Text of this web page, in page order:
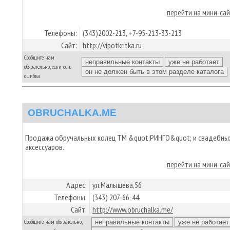
перейти на мини-
Телефоны: (343)2002-213, +7-95-213-33-213
Сайт: http://vipotkritka.ru
Сообщите нам
обязательно, если есть
ошибка:
OBRUCHALKA.ME
Продажа обручальных колец ТМ &quot;РИНГО&quot; и
аксессуаров.
перейти на мини-
Адрес: ул.Малышева,56
Телефоны: (343) 207-66-44
Сайт: http://www.obruchalka.me/
Сообщите нам обязательно,